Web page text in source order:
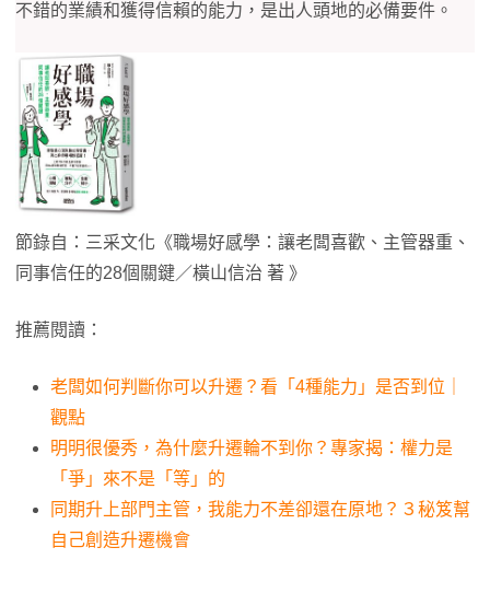
不錯的業績和獲得信賴的能力，是出人頭地的必備要件。
節錄自：三采文化《職場好感學：讓老闆喜歡、主管器重、
同事信任的28個關鍵／橫山信治 著 》
推薦閱讀：
老闆如何判斷你可以升遷？看「4種能力」是否到位｜
觀點
明明很優秀，為什麼升遷輪不到你？專家揭：權力是
「爭」來不是「等」的
同期升上部門主管，我能力不差卻還在原地？３秘笈幫
自己創造升遷機會